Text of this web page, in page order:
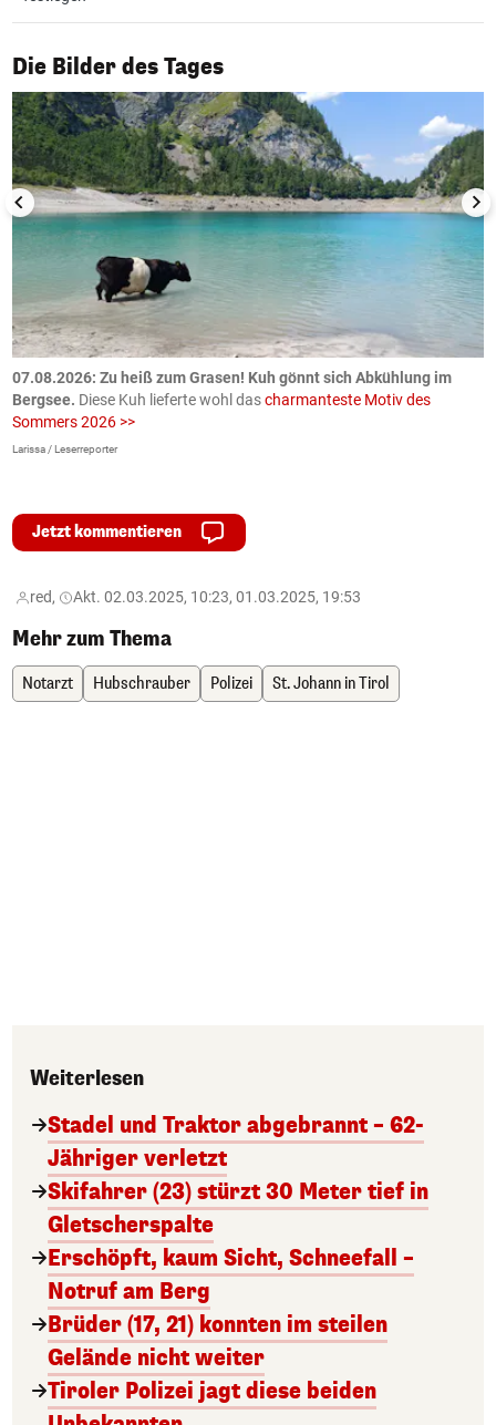
Die Bilder des Tages
1/50
07.08.2026: Zu heiß zum Grasen! Kuh gönnt sich Abkühlung im
Bergsee. Diese Kuh lieferte wohl dascharmanteste Motiv des
Sommers 2026 >>
Larissa / Leserreporter
Jetzt kommentieren
red, Akt. 02.03.2025, 10:23, 01.03.2025, 19:53
Mehr zum Thema
Notarzt Hubschrauber Polizei St. Johann in Tirol
Weiterlesen
Stadel und Traktor abgebrannt – 62-
Jähriger verletzt
Skifahrer (23) stürzt 30 Meter tief in
Gletscherspalte
Erschöpft, kaum Sicht, Schneefall –
Notruf am Berg
Brüder (17, 21) konnten im steilen
Gelände nicht weiter
Tiroler Polizei jagt diese beiden